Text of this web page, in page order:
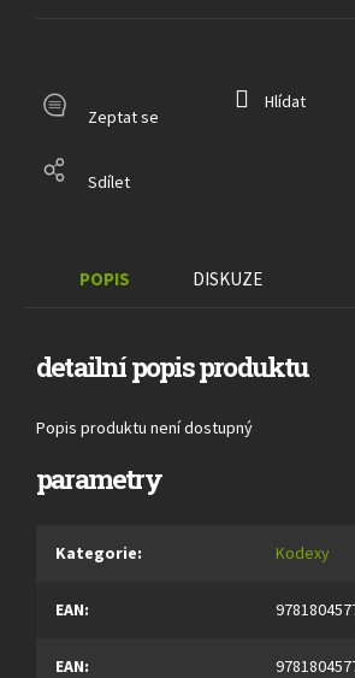
Zeptat se
Hlídat
Sdílet
POPIS DISKUZE
detailní popis produktu
Popis produktu není dostupný
parametry
Kategorie: Kodexy
EAN:
EAN: